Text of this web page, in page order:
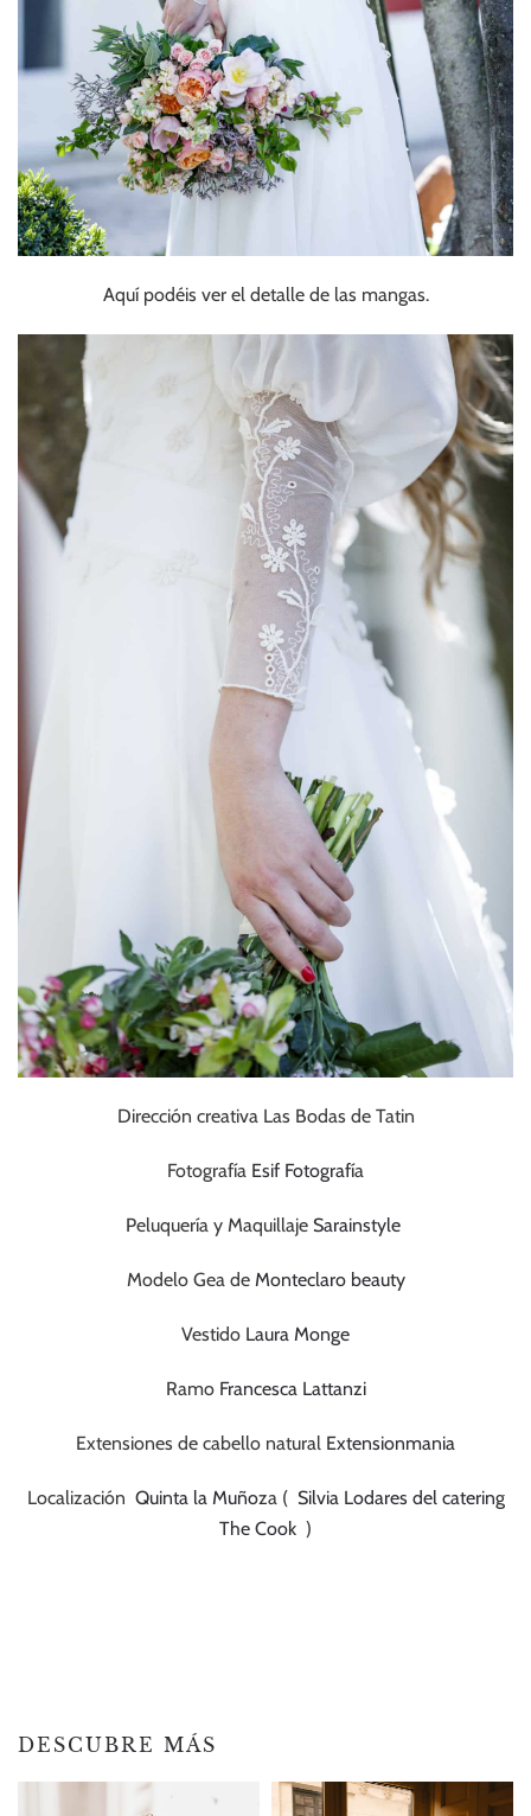
Aquí podéis ver el detalle de las mangas.
Dirección creativa Las Bodas de Tatin
Fotografía Esif Fotografía
Peluquería y Maquillaje Sarainstyle
Modelo Gea deMonteclaro beauty
Vestido Laura Monge
Ramo Francesca Lattanzi
Extensiones de cabello natural Extensionmania
Localización Quinta la Muñoza ( Silvia Lodares del catering
The Cook )
DESCUBRE MÁS